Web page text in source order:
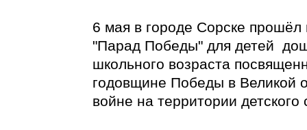
6 мая в городе Сорске
"Парад Победы" для детей
школьного возраста
годовщине Победы в Великой
войне на территории